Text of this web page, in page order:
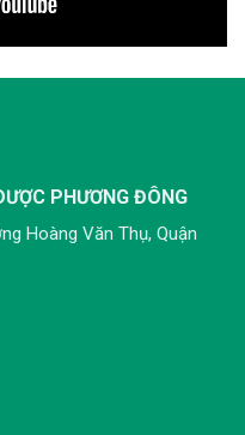
PHƯƠNG ĐÔNG
Hoàng Văn Thụ, Quận